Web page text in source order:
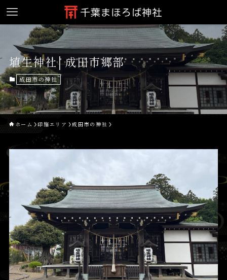
埴生神社│成田市郷部
成田市の神社
ホーム 印旛エリア 成田市の神社